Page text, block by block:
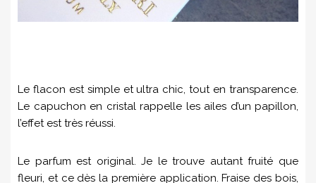
Le flacon est simple et ultra chic, tout en transparence.
Le capuchon en cristal rappelle les ailes d’un papillon,
l’effet est très réussi.
Le parfum est original. Je le trouve autant fruité que
fleuri, et ce dès la première application. Fraise des bois,